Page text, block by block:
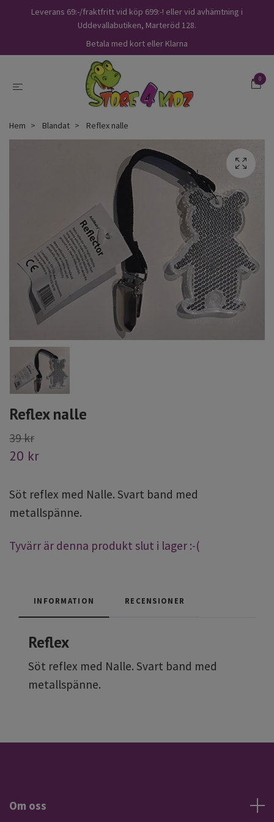
Leverans 69:-/fraktfritt vid köp 699:-! eller vid avhämtning i
Uddevallabutiken, Marteröd 128.
Betala med kort eller Klarna
0
Hem Blandat Reflex nalle
Reflex nalle
39 kr
20 kr
Söt reflex med Nalle. Svart band med
metallspänne.
Tyvärr är denna produkt slut i lager :-(
INFORMATION RECENSIONER
Reflex
Söt reflex med Nalle. Svart band med
metallspänne.
Om oss